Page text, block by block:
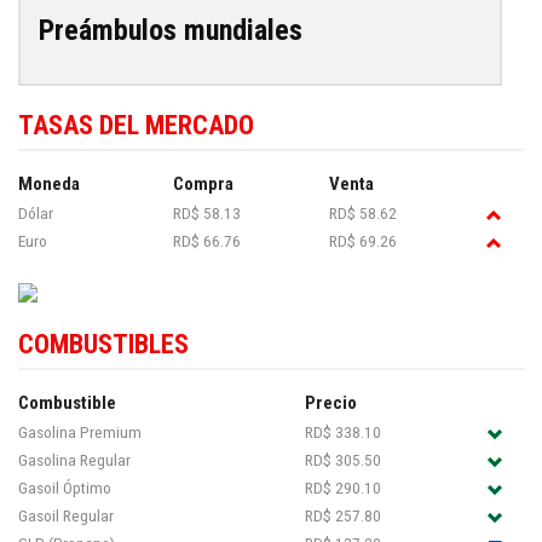
Preámbulos mundiales
TASAS DEL MERCADO
Moneda Compra Venta
Dólar RD$ 58.13
RD$ 58.62
Euro
RD$ 66.76 RD$ 69.26
COMBUSTIBLES
Combustible Precio
Gasolina Premium
RD$ 338.10
Gasolina Regular
RD$ 305.50
Gasoil Óptimo
RD$ 290.10
Gasoil Regular
RD$ 257.80